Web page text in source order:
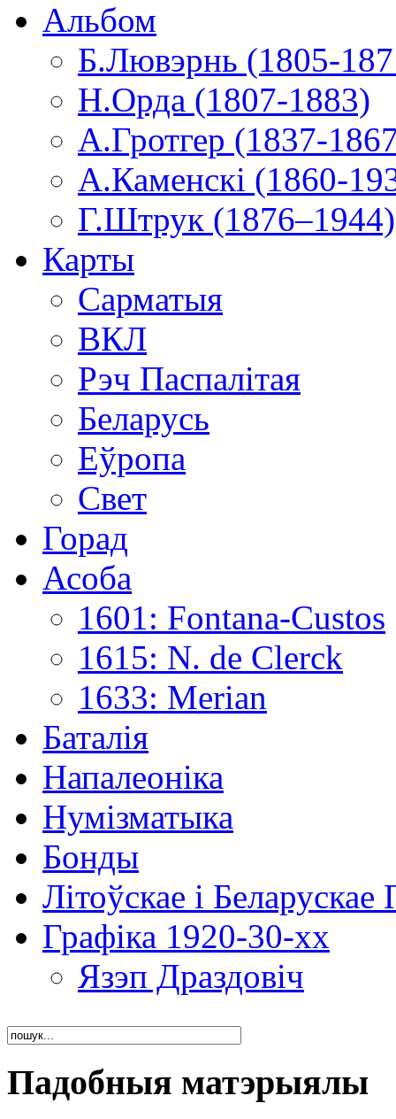
Альбом
Б.Лювэрнь (1805-
Н.Орда (1807-1883)
А.Гротгер (1837-
А.Каменскі (1860-
Г.Штрук (1876–1944)
Карты
Сарматыя
ВКЛ
Рэч Паспалітая
Беларусь
Еўропа
Свет
Горад
Асоба
1601: Fontana-Custos
1615: N. de Clerck
1633: Merian
Баталія
Напалеоніка
Нумізматыка
Бонды
Літоўскае і
Графіка 1920-30-хх
Язэп Драздовіч
Падобныя матэрыялы